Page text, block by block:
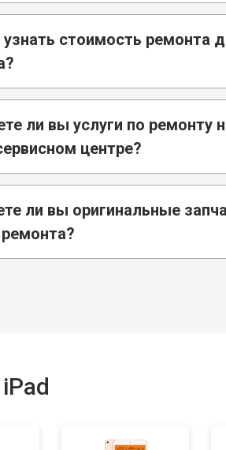
стоимость ремонта
ли вы услуги по ремонту
центре?
ли вы оригинальные